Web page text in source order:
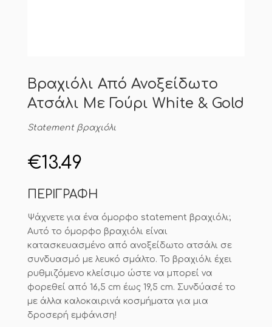
Βραχιόλι Από Ανοξείδωτο
Ατσάλι Με Γούρι White & Gold
Statement βραχιόλι
€13.49
ΠΕΡΙΓΡΑΦΗ
Ψάχνετε για ένα όμορφο statement βραχιόλι;
Αυτό το όμορφο βραχιόλι είναι
κατασκευασμένο από ανοξείδωτο ατσάλι σε
συνδυασμό με λευκό σμάλτο. Το βραχιόλι έχει
ρυθμιζόμενο κλείσιμο ώστε να μπορεί να
φορεθεί από 16,5 cm έως 19,5 cm. Συνδύασέ το
με άλλα καλοκαιρινά κοσμήματα για μια
δροσερή εμφάνιση!